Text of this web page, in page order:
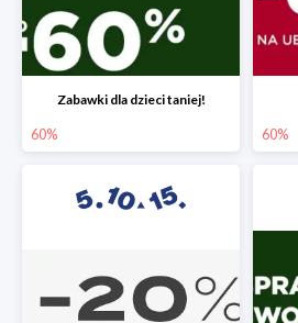
Zabawki dla dzieci taniej!
60% 60%